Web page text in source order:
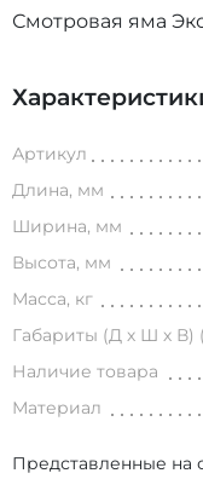
Смотровая яма
Артикул
Длина, мм
Ширина, мм
Высота, мм
Масса, кг
Габариты (Д х Ш х
Наличие товара
Материал
Представленные на